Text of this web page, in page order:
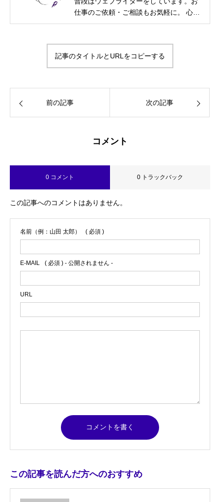
仕事のご依頼・ご相談もお気軽に。 心理
カウンセラー資格取得に伴い、相談募集
イター メンタル士心理カウンセラー・ア
ンガーカウンセラー 漢検2級・図書館司
書・HSS型HSP気質・INFJ-T-O-C（外殻
字中毒
記事のタイトルとURLをコピーする
前の記事 次の記事
コメント
0 コメント 0 トラックバック
この記事へのコメントはありません。
名前（例：山田 太郎） ( 必須 )
E-MAIL ( 必須 ) - 公開されません -
URL
この記事を読んだ方へのおすすめ